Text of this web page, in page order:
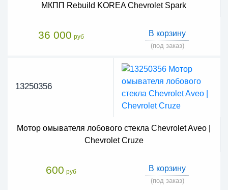
МКПП Rebuild KOREA Chevrolet Spark
36 000 руб В корзину
(под заказ)
13250356
Мотор омывателя лобового стекла Chevrolet Aveo |
Chevrolet Cruze
600 руб В корзину
(под заказ)